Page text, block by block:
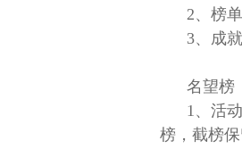
2、榜单
3、成就
名望榜
1、活动
榜，截榜